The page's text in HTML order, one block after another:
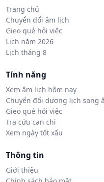
Trang chủ
Chuyển đổi âm lịch
Gieo quẻ hỏi việc
Lịch năm 2026
Lịch tháng 8
Tính năng
Xem âm lịch hôm nay
Chuyển đổi dương lịch sang
Gieo quẻ hỏi việc
Tra cứu can chi
Xem ngày tốt xấu
Thông tin
Giới thiệu